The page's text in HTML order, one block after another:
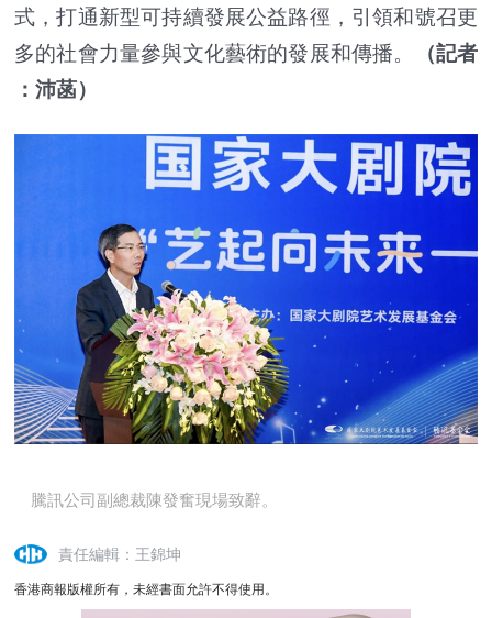
式，打通新型可持續發展公益路徑，引領和號召更
多的社會力量參與文化藝術的發展和傳播。
（記者
：沛菡）
騰訊公司副總裁陳發奮現場致辭。
責任編輯：王錦坤
香港商報版權所有，未經書面允許不得使用。